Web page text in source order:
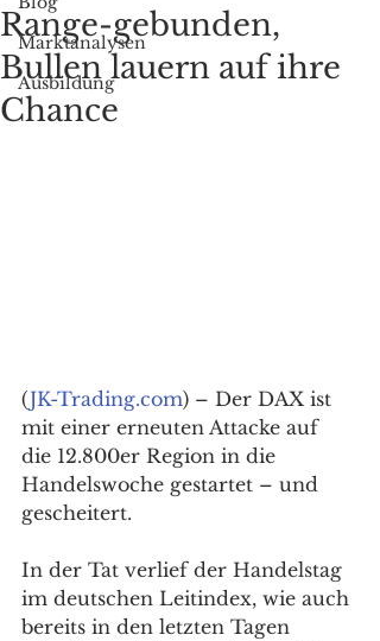
Marktanalysen
Ausbildung
Range-gebunden,
Bullen lauern auf ihre
Chance
(JK-Trading.com) – Der DAX ist
mit einer erneuten Attacke auf
die 12.800er Region in die
Handelswoche gestartet – und
gescheitert.
In der Tat verlief der Handelstag
im deutschen Leitindex, wie auch
bereits in den letzten Tagen